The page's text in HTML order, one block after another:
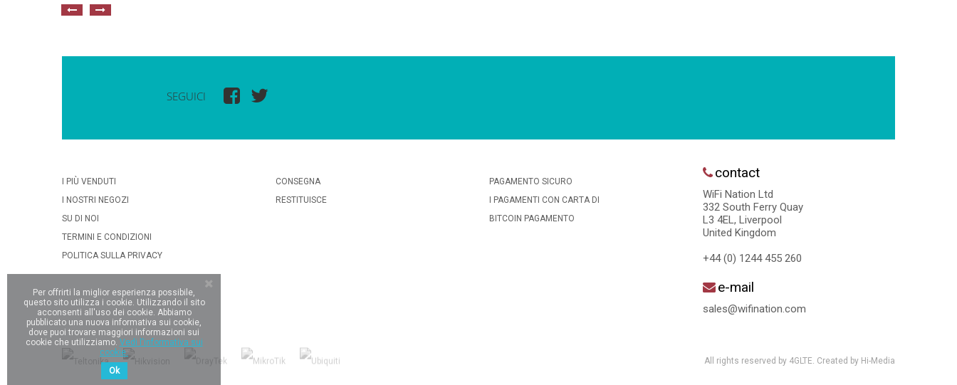
SEGUICI
I PIÙ VENDUTI
I NOSTRI NEGOZI
SU DI NOI
TERMINI E CONDIZIONI
POLITICA SULLA PRIVACY
CONSEGNA
RESTITUISCE
PAGAMENTO SICURO
I PAGAMENTI CON CARTA DI
BITCOIN PAGAMENTO
contact
WiFi Nation Ltd
332 South Ferry Quay
L3 4EL, Liverpool
United Kingdom
+44 (0) 1244 455 260
e-mail
sales@wifination.com
All rights reserved by 4GLTE. Created by Hi-Media
Per offrirti la miglior esperienza possibile,
questo sito utilizza i cookie. Utilizzando il sito
acconsenti all'uso dei cookie. Abbiamo
pubblicato una nuova informativa sui cookie,
dove puoi trovare maggiori informazioni sui
cookie che utilizziamo. Vedi l'informativa sui
cookie.
Ok